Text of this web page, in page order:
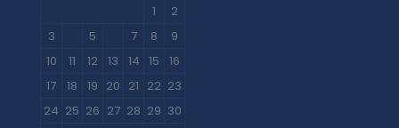
1
2
3
5 7 8
9
10
11 12 13 14 15
16
17
18 19 20 21 22 23
24 25 26 27 28 29 30